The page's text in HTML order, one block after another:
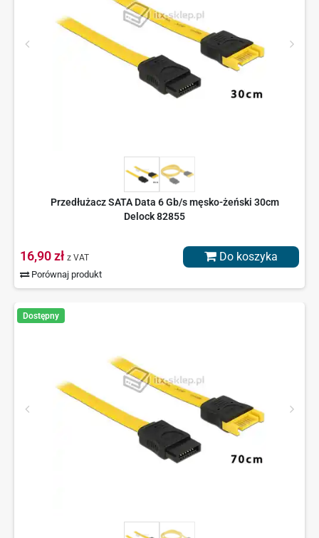
Przedłużacz SATA Data 6 Gb/s męsko-żeński 30cm
Delock 82855
16,90 zł z VAT
Porównaj produkt
Do koszyka
Dostępny